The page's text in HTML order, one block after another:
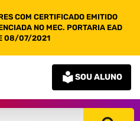
COM CERTIFICADO EMITIDO
NO MEC. PORTARIA EAD
08/07/2021
SOU ALUNO